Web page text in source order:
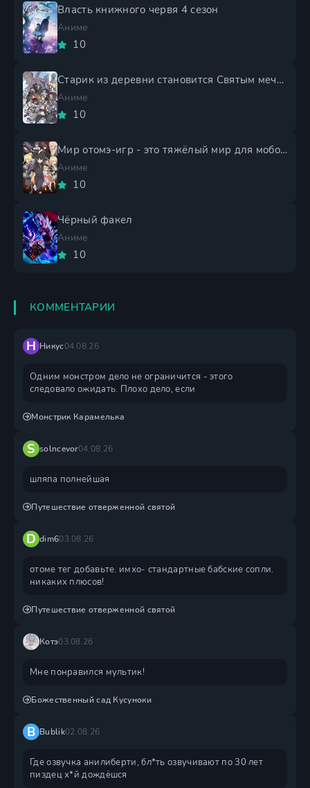
Власть книжного червя 4 сезон
Аниме
10
Старик из деревни становится Святым мечом 2 сезон
Аниме
10
Мир отомэ-игр - это тяжёлый мир для мобов 2 сезон
Аниме
10
Чёрный факел
Аниме
10
КОММЕНТАРИИ
Н Никус04.08.26
Одним монстром дело не ограничится - этого
следовало ожидать. Плохо дело, если
Монстрик Карамелька
S solncevor04.08.26
шляпа полнейшая
Путешествие отверженной святой
D dim603.08.26
отоме тег добавьте. имхо- стандартные бабские сопли.
никаких плюсов!
Путешествие отверженной святой
Котэ03.08.26
Мне понравился мультик!
Божественный сад Кусуноки
B Bublik02.08.26
Где озвучка анилиберти, бл*ть озвучивают по 30 лет
пиздец х*й дождëшся